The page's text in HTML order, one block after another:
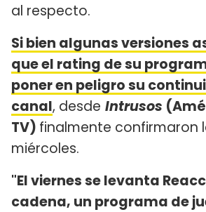
al respecto.
Si bien algunas versiones
que el rating de su
poner en peligro su
canal, desde Intrusos
TV) finalmente confirmaron
miércoles.
"El viernes se levanta
cadena, un programa de